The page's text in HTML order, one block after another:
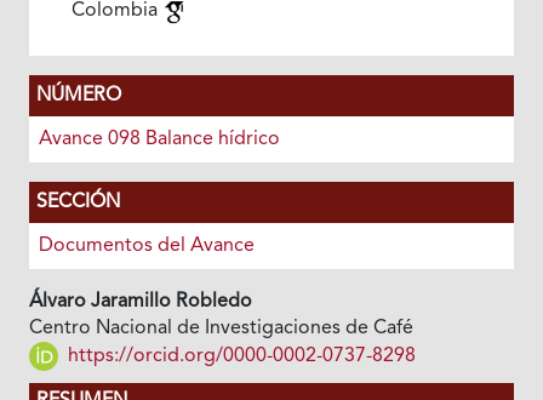
Colombia
NÚMERO
Avance 098 Balance hídrico
SECCIÓN
Documentos del Avance
Álvaro Jaramillo Robledo
Centro Nacional de Investigaciones de Café
https://orcid.org/0000-0002-0737-8298